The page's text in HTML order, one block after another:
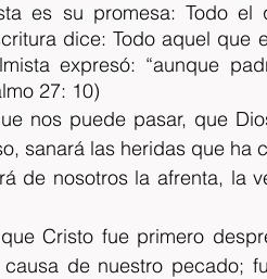
es su promesa: Todo
dice: Todo aquel que
expresó: “aunque
27: 10)
nos puede pasar, que
sanará las heridas que ha
de nosotros la afrenta, la
Cristo fue primero
de nuestro pecado;